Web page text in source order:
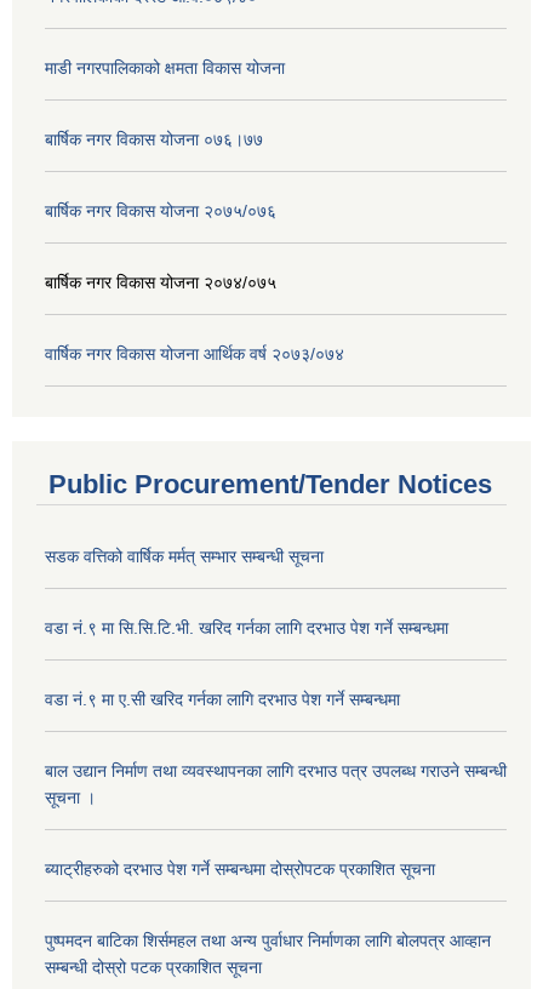
माडी नगरपालिकाको क्षमता विकास योजना
बार्षिक नगर विकास योजना ०७६।७७
बार्षिक नगर विकास योजना २०७५/०७६
बार्षिक नगर विकास योजना २०७४/०७५
वार्षिक नगर विकास योजना आर्थिक वर्ष २०७३/०७४
Public Procurement/Tender Notices
सडक वत्तिको वार्षिक मर्मत् सम्भार सम्बन्धी सूचना
वडा नं.९ मा सि.सि.टि.भी. खरिद गर्नका लागि दरभाउ पेश गर्ने सम्बन्धमा
वडा नं.९ मा ए.सी खरिद गर्नका लागि दरभाउ पेश गर्ने सम्बन्धमा
बाल उद्यान निर्माण तथा व्यवस्थापनका लागि दरभाउ पत्र उपलब्ध गराउने सम्बन्धी
सूचना ।
ब्याट्रीहरुको दरभाउ पेश गर्ने सम्बन्धमा दोस्रोपटक प्रकाशित सूचना
पुष्पमदन बाटिका शिर्समहल तथा अन्य पुर्वाधार निर्माणका लागि बोलपत्र आव्हान
सम्बन्धी दोस्रो पटक प्रकाशित सूचना